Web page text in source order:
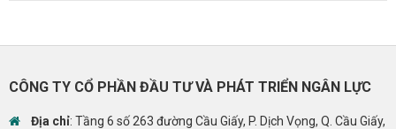
CÔNG TY CỔ PHẦN ĐẦU TƯ VÀ PHÁT TRIỂN NGÂN LỰC
Địa chỉ: Tầng 6 số 263 đường Cầu Giấy, P. Dịch Vọng, Q. Cầu Giấy,